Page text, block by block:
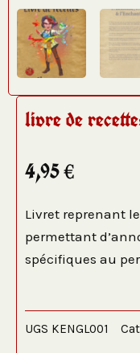
livre de
4,95€
Livret reprenant
permettant
spécifiques au
UGS KENGL001